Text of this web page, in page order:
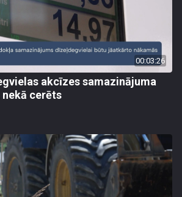
00:03:26
akcīzes samazinājuma
cerēts